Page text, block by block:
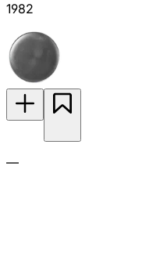
1982
—